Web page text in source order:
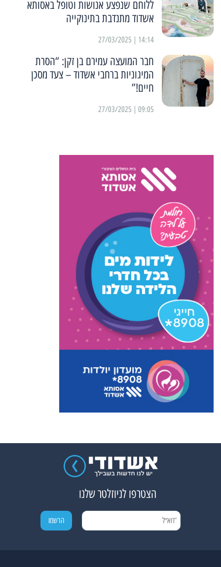
ללוחם שנפצע אנושות וטופל באסותא
אשדוד מתנדבת בתינוקייה
14:14 | 27/03/2025
חבר המועצה עמירם בן זקן: “הסרת
המיגוניות ברחבי אשדוד – צעד מסכן
חיים!”
09:05 | 27/03/2025
הצטרפו לניוזלטר שלנו